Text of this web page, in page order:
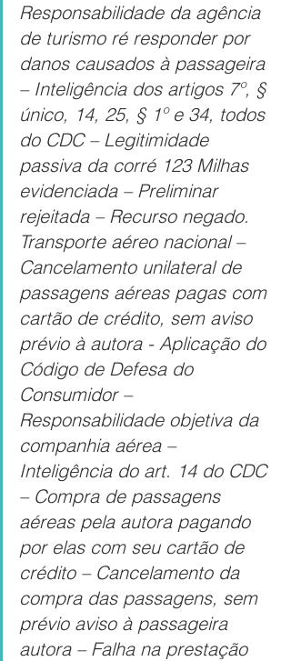
Responsabilidade da agência
de turismo ré responder por
danos causados à passageira
– Inteligência dos artigos 7º, §
único, 14, 25, § 1º e 34, todos
do CDC – Legitimidade
passiva da corré 123 Milhas
evidenciada – Preliminar
rejeitada – Recurso negado.
Transporte aéreo nacional –
Cancelamento unilateral de
passagens aéreas pagas com
cartão de crédito, sem aviso
prévio à autora - Aplicação do
Código de Defesa do
Consumidor –
Responsabilidade objetiva da
companhia aérea –
Inteligência do art. 14 do CDC
– Compra de passagens
aéreas pela autora pagando
por elas com seu cartão de
crédito – Cancelamento da
compra das passagens, sem
prévio aviso à passageira
autora – Falha na prestação